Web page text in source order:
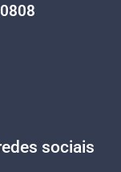
sociais